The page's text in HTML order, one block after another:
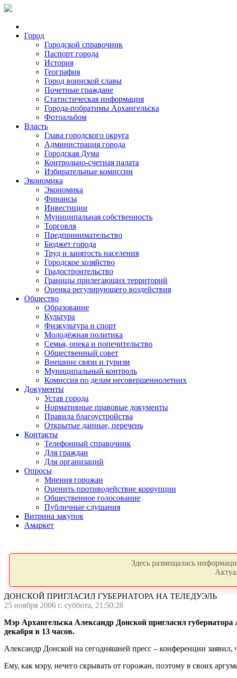
Город
Городской справочник
Паспорт города
История
География
Город воинской славы
Почетные граждане
Статистическая информация
Города-побратимы Архангельска
Фотоальбом
Власть
Глава городского округа
Администрация города
Городская Дума
Контрольно-счетная палата
Избирательные комиссии
Экономика
Экономика
Финансы
Инвестиции
Муниципальная собственность
Торговля
Предпринимательство
Бюджет города
Труд и занятость населения
Городское хозяйство
Градостроительство
Границы прилегающих территорий
Оценка регулирующего воздействия
Общество
Образование
Культура
Физкультура и спорт
Молодёжная политика
Семья, опека и попечительство
Общественный совет
Внешние связи и туризм
Муниципальный контроль
Комиссия по делам несовершеннолетних
Документы
Устав города
Нормативные правовые документы
Правила благоустройства
Открытые данные, перечень
Контакты
Телефонный справочник
Для граждан
Для организаций
Опросы
Мнения горожан
Оценить противодействие коррупции
Общественное голосование
Публичные слушания
Витрина закупок
Амаркет
Здесь размещалась
ДОНСКОЙ ПРИГЛАСИЛ ГУБЕРНАТОРА НА ТЕЛЕДУЭЛЬ
25 ноября 2006 г. суббота, 21:50:28
Мэр Архангельска Александр Донской пригласил
декабря в 13 часов.
Александр Донской на сегодняшней пресс – конференции
Ему, как мэру, нечего скрывать от горожан, поэтому в своих